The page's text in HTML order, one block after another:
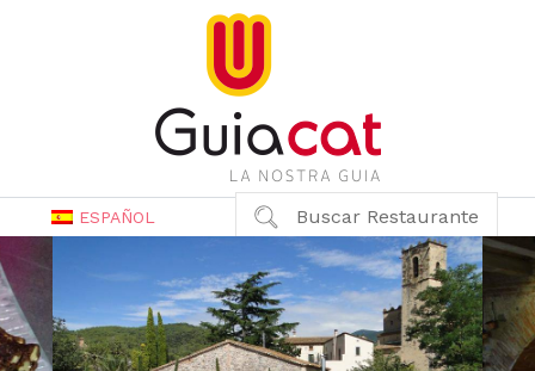
ESPAÑOL Buscar Restaurante